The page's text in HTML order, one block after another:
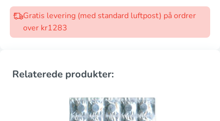
Gratis levering (med standard luftpost) på ordrer
over kr1283
Relaterede produkter: